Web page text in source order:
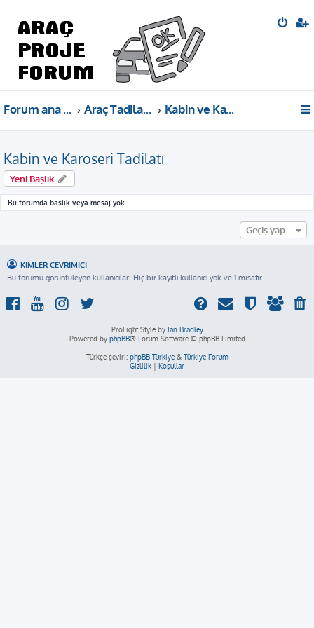
Forum ana sayfa Araç Tadilat Projeleri Bilgi Paylaşımı Kabin ve Karoseri Tadilatı
Kabin ve Karoseri Tadilatı
Yeni Başlık
Bu forumda başlık veya mesaj yok.
Geçiş yap
KIMLER ÇEVRIMIÇI
Bu forumu görüntüleyen kullanıcılar: Hiç bir kayıtlı kullanıcı yok ve 1 misafir
ProLight Style by Ian Bradley
Powered by phpBB® Forum Software © phpBB Limited
Türkçe çeviri: phpBB Türkiye& Türkiye Forum
Gizlilik | Koşullar